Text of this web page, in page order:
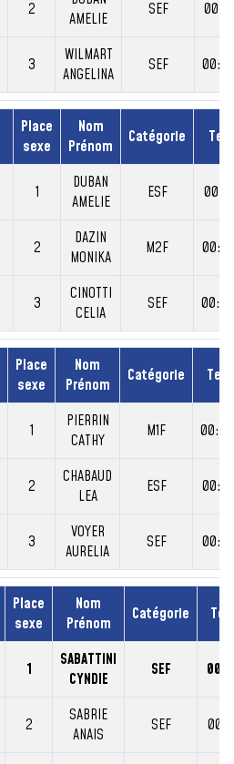
2
AMELIE
SEF
3
WILMART
ANGELINA
SEF
Place
sexe
Nom
Prénom
Catégorie
1
DUBAN
AMELIE
ESF
2
DAZIN
MONIKA
M2F
3
CINOTTI
CELIA
SEF
Place
sexe
Nom
Prénom
Catégorie
1
PIERRIN
CATHY
M1F
2
CHABAUD
LEA
ESF
3
VOYER
AURELIA
SEF
Place
sexe
Nom
Prénom
Catégorie
1
SABATTINI
CYNDIE
SEF
2
SABRIE
ANAIS
SEF